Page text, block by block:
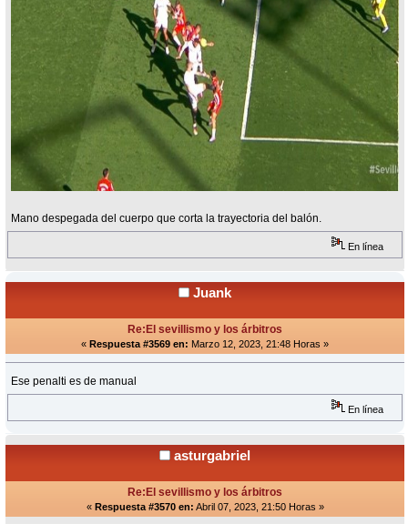
Mano despegada del cuerpo que corta la trayectoria del balón.
En línea
Juank
Re:El sevillismo y los árbitros
« Respuesta #3569 en: Marzo 12, 2023, 21:48 Horas »
Ese penalti es de manual
En línea
asturgabriel
Re:El sevillismo y los árbitros
« Respuesta #3570 en: Abril 07, 2023, 21:50 Horas »